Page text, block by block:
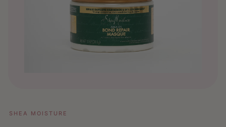
SHEA MOISTURE